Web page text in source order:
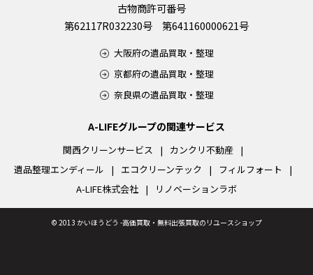
古物商許可番号
第62117R032230号 第641160000621号
大阪府の遺品買取・整理
京都府の遺品買取・整理
奈良県の遺品買取・整理
A-LIFEグループの関連サービス
関西クリーンサービス
カンクリ不動産
遺品整理エンディール
エコクリーンテック
フィルフォート
A-LIFE株式会社
リノベーションラボ
© 2013 かいほうどう -高価買取・無料出張買取のリユースショップ